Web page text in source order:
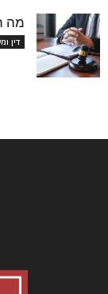
מה
דין